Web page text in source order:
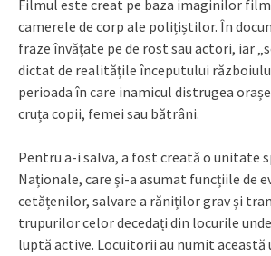
Filmul este creat pe baza imaginilor
camerele de corp ale polițiștilor. În
fraze învățate pe de rost sau actori, iar
dictat de realitățile începutului
perioada în care inamicul distrugea
cruța copii, femei sau bătrâni.
Pentru a-i salva, a fost creată o unitate
Naționale, care și-a asumat funcțiile de
cetățenilor, salvare a răniților grav și
trupurilor celor decedați din locurile
luptă active. Locuitorii au numit